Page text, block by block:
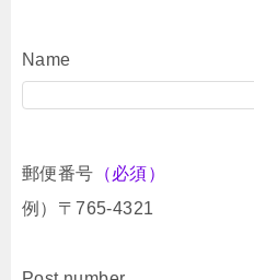
Name
郵便番号 （必須）
例）〒765-4321